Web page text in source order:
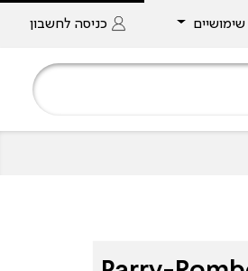
שימושיים כניסה לחשבון